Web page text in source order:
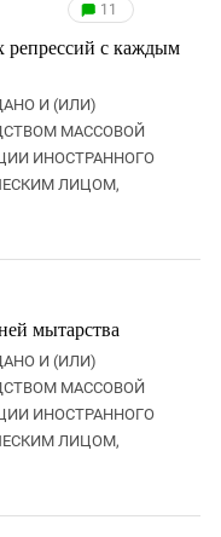
11
репрессий с каждым
И (ИЛИ)
МАССОВОЙ
ИНОСТРАННОГО
ЛИЦОМ,
мытарства
И (ИЛИ)
МАССОВОЙ
ИНОСТРАННОГО
ЛИЦОМ,